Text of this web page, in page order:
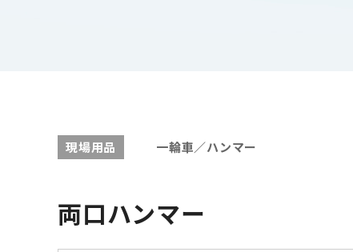
現場用品 一輪車／ハンマー
両口ハンマー